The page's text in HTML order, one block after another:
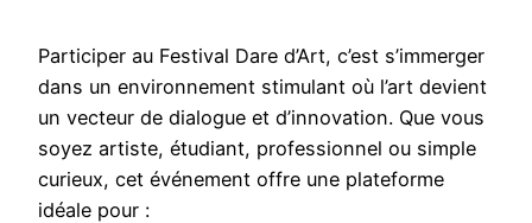
Participer au Festival Dare d’Art, c’est s’immerger
dans un environnement stimulant où l’art devient
un vecteur de dialogue et d’innovation. Que vous
soyez artiste, étudiant, professionnel ou simple
curieux, cet événement offre une plateforme
idéale pour :